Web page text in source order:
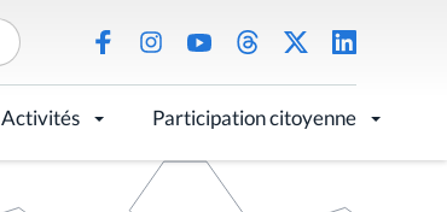
Activités Participation citoyenne